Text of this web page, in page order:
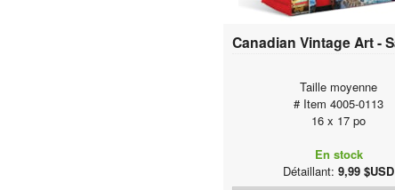
Taille moyenne
# Item 4005-0113
16 x 17 po
En stock
Détaillant:9,99 $USD